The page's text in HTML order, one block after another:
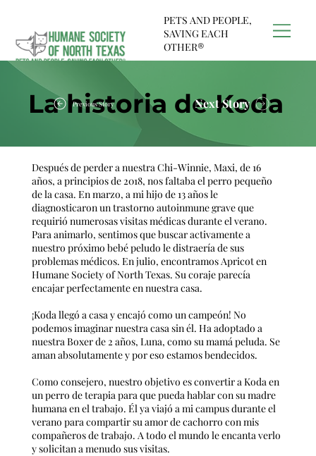
PETS AND PEOPLE,
SAVING EACH
OTHER®
La historia de Koda
Next Story
Previous Story
Después de perder a nuestra Chi-Winnie, Maxi, de 16
años, a principios de 2018, nos faltaba el perro pequeño
de la casa. En marzo, a mi hijo de 13 años le
diagnosticaron un trastorno autoinmune grave que
requirió numerosas visitas médicas durante el verano.
Para animarlo, sentimos que buscar activamente a
nuestro próximo bebé peludo le distraería de sus
problemas médicos. En julio, encontramos Apricot en
Humane Society of North Texas. Su coraje parecía
encajar perfectamente en nuestra casa.
¡Koda llegó a casa y encajó como un campeón! No
podemos imaginar nuestra casa sin él. Ha adoptado a
nuestra Boxer de 2 años, Luna, como su mamá peluda. Se
aman absolutamente y por eso estamos bendecidos.
Como consejero, nuestro objetivo es convertir a Koda en
un perro de terapia para que pueda hablar con su madre
humana en el trabajo. Él ya viajó a mi campus durante el
verano para compartir su amor de cachorro con mis
compañeros de trabajo. A todo el mundo le encanta verlo
y solicitan a menudo sus visitas.